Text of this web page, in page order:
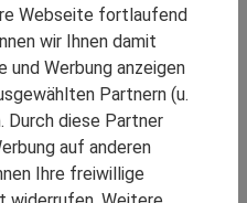
Webseite fortlaufend
wir Ihnen damit
Werbung anzeigen
Partnern (u.
Durch diese Partner
auf anderen
Ihre freiwillige